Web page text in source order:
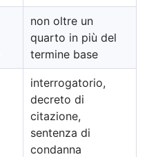
non oltre un
quarto in più del
termine base
interrogatorio,
decreto di
citazione,
sentenza di
condanna